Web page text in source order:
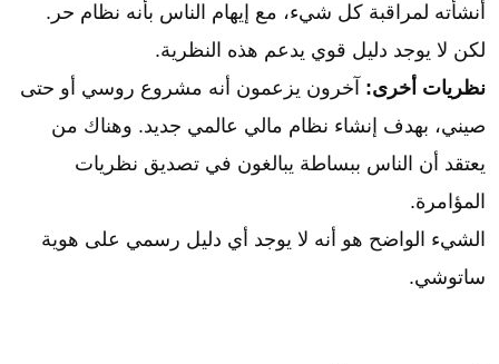
أنشأته لمراقبة كل شيء، مع إيهام الناس بأنه نظام حر.
لكن لا يوجد دليل قوي يدعم هذه النظرية.
نظريات أخرى: آخرون يزعمون أنه مشروع روسي أو حتى
صيني، بهدف إنشاء نظام مالي عالمي جديد. وهناك من
يعتقد أن الناس ببساطة يبالغون في تصديق نظريات
المؤامرة.
الشيء الواضح هو أنه لا يوجد أي دليل رسمي على هوية
ساتوشي.